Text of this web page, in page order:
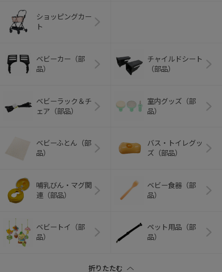
ショッピングカー
ト
ベビーカー（部
品）
チャイルドシート
（部品）
ベビーラック＆チ
ェア（部品）
室内グッズ（部
品）
ベビーふとん（部
品）
バス・トイレグッ
ズ（部品）
哺乳びん・マグ関
連（部品）
ベビー食器（部
品）
ベビートイ（部
品）
ペット用品（部
品）